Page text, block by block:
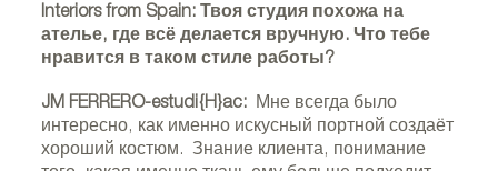
Interiors from Spain: Твоя студия похожа на
ателье, где всё делается вручную. Что тебе
нравится в таком стиле работы?
JM FERRERO-estudi{H}ac: Мне всегда было
интересно, как именно искусный портной создаёт
хороший костюм. Знание клиента, понимание